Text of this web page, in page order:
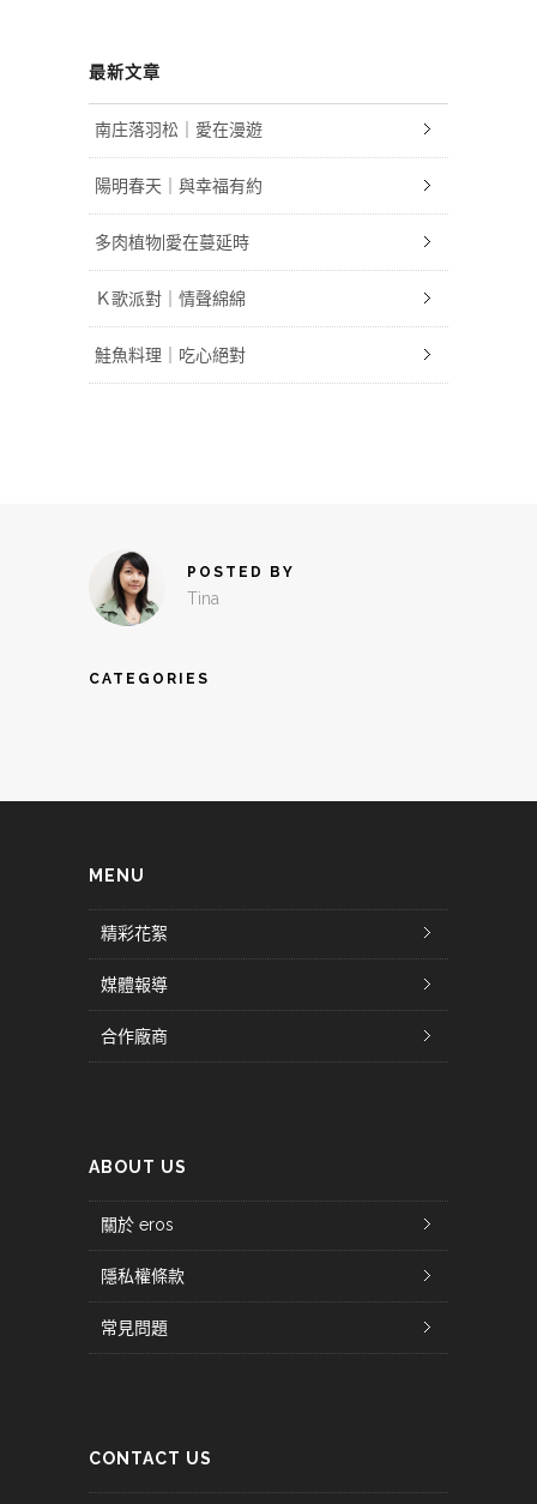
最新文章
南庄落羽松｜愛在漫遊
陽明春天｜與幸福有約
多肉植物|愛在蔓延時
Ｋ歌派對｜情聲綿綿
鮭魚料理｜吃心絕對
POSTED BY
Tina
CATEGORIES
MENU
精彩花絮
媒體報導
合作廠商
ABOUT US
關於 eros
隱私權條款
常見問題
CONTACT US